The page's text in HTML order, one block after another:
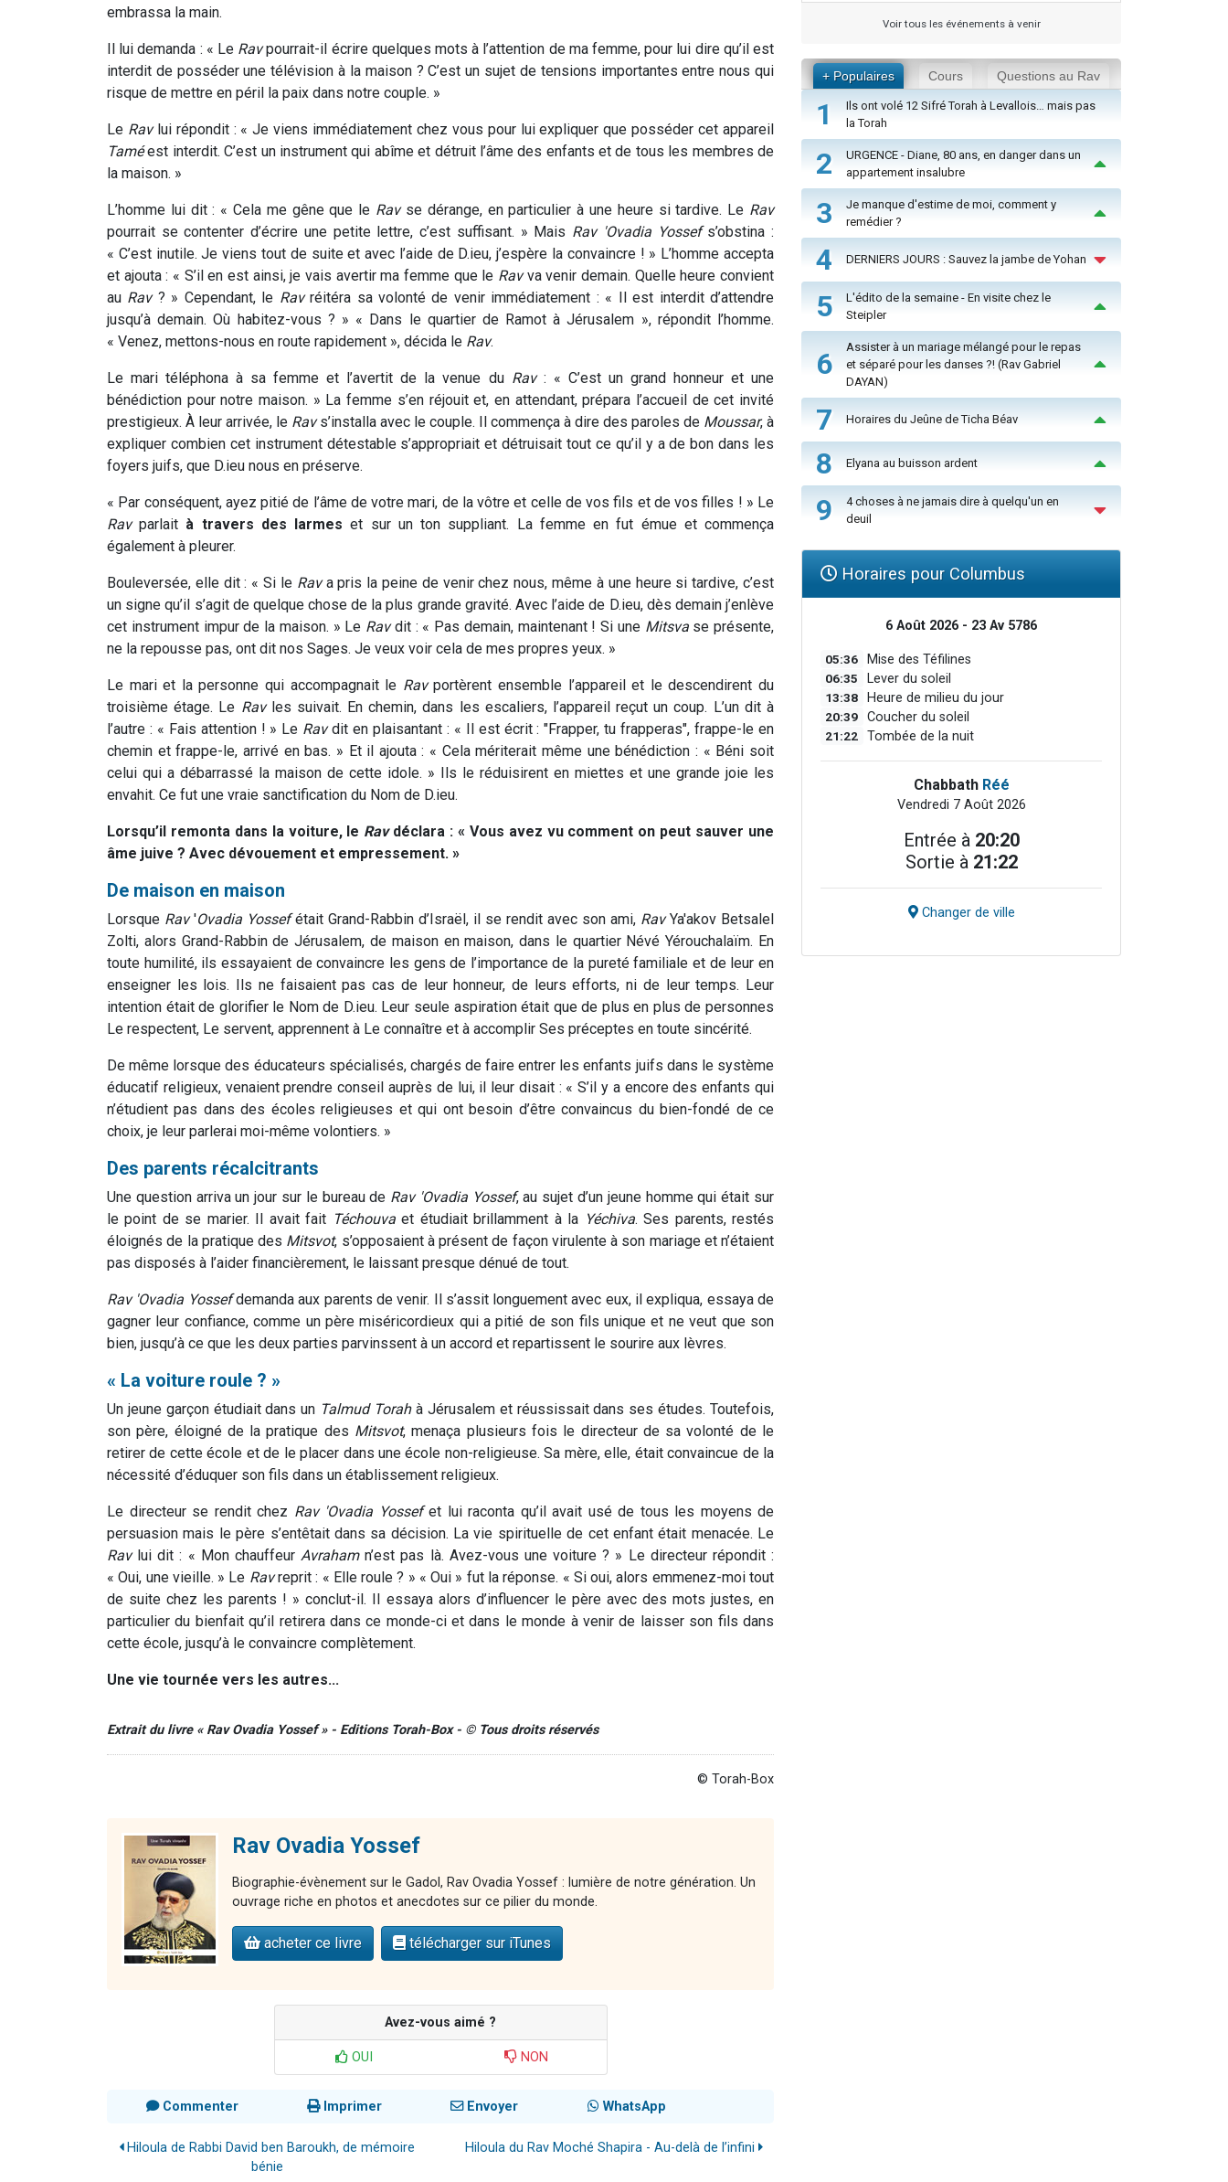
embrassa la main.
Il lui demanda : « Le Ravpourrait-il écrire quelques mots à l’attention de ma femme, pour lui dire qu’il est
interdit de posséder une télévision à la maison ? C’est un sujet de tensions importantes entre nous qui
risque de mettre en péril la paix dans notre couple. »
Le Ravlui répondit : « Je viens immédiatement chez vous pour lui expliquer que posséder cet appareil
Taméest interdit. C’est un instrument qui abîme et détruit l’âme des enfants et de tous les membres de
la maison. »
L’homme lui dit : « Cela me gêne que le Ravse dérange, en particulier à une heure si tardive. Le Rav
pourrait se contenter d’écrire une petite lettre, c’est suffisant. » Mais Rav 'Ovadia Yossefs’obstina :
« C’est inutile. Je viens tout de suite et avec l’aide de D.ieu, j’espère la convaincre ! » L’homme accepta
et ajouta : « S’il en est ainsi, je vais avertir ma femme que le Ravva venir demain. Quelle heure convient
au Rav? » Cependant, le Ravréitéra sa volonté de venir immédiatement : « Il est interdit d’attendre
jusqu’à demain. Où habitez-vous ? » « Dans le quartier de Ramot à Jérusalem », répondit l’homme.
« Venez, mettons-nous en route rapidement », décida le Rav.
Le mari téléphona à sa femme et l’avertit de la venue du Rav: « C’est un grand honneur et une
bénédiction pour notre maison. » La femme s’en réjouit et, en attendant, prépara l’accueil de cet invité
prestigieux. À leur arrivée, le Ravs’installa avec le couple. Il commença à dire des paroles de Moussar, à
expliquer combien cet instrument détestable s’appropriait et détruisait tout ce qu’il y a de bon dans les
foyers juifs, que D.ieu nous en préserve.
« Par conséquent, ayez pitié de l’âme de votre mari, de la vôtre et celle de vos fils et de vos filles ! » Le
Ravparlait à travers des larmes et sur un ton suppliant. La femme en fut émue et commença
également à pleurer.
Bouleversée, elle dit : « Si le Rava pris la peine de venir chez nous, même à une heure si tardive, c’est
un signe qu’il s’agit de quelque chose de la plus grande gravité. Avec l’aide de D.ieu, dès demain j’enlève
cet instrument impur de la maison. » Le Ravdit : « Pas demain, maintenant ! Si une Mitsvase présente,
ne la repousse pas, ont dit nos Sages. Je veux voir cela de mes propres yeux. »
Le mari et la personne qui accompagnait le Ravportèrent ensemble l’appareil et le descendirent du
troisième étage. Le Ravles suivait. En chemin, dans les escaliers, l’appareil reçut un coup. L’un dit à
l’autre : « Fais attention ! » Le Ravdit en plaisantant : « Il est écrit : "Frapper, tu frapperas", frappe-le en
chemin et frappe-le, arrivé en bas. » Et il ajouta : « Cela mériterait même une bénédiction : « Béni soit
celui qui a débarrassé la maison de cette idole. » Ils le réduisirent en miettes et une grande joie les
envahit. Ce fut une vraie sanctification du Nom de D.ieu.
Lorsqu’il remonta dans la voiture, le Ravdéclara : « Vous avez vu comment on peut sauver une
âme juive ? Avec dévouement et empressement. »
De maison en maison
Lorsque Rav'Ovadia Yossefétait Grand-Rabbin d’Israël, il se rendit avec son ami, RavYa'akov Betsalel
Zolti, alors Grand-Rabbin de Jérusalem, de maison en maison, dans le quartier Névé Yérouchalaïm. En
toute humilité, ils essayaient de convaincre les gens de l’importance de la pureté familiale et de leur en
enseigner les lois. Ils ne faisaient pas cas de leur honneur, de leurs efforts, ni de leur temps. Leur
intention était de glorifier le Nom de D.ieu. Leur seule aspiration était que de plus en plus de personnes
Le respectent, Le servent, apprennent à Le connaître et à accomplir Ses préceptes en toute sincérité.
De même lorsque des éducateurs spécialisés, chargés de faire entrer les enfants juifs dans le système
éducatif religieux, venaient prendre conseil auprès de lui, il leur disait : « S’il y a encore des enfants qui
n’étudient pas dans des écoles religieuses et qui ont besoin d’être convaincus du bien-fondé de ce
choix, je leur parlerai moi-même volontiers. »
Des parents récalcitrants
Une question arriva un jour sur le bureau de Rav 'Ovadia Yossef, au sujet d’un jeune homme qui était sur
le point de se marier. Il avait fait Téchouvaet étudiait brillamment à la Yéchiva. Ses parents, restés
éloignés de la pratique des Mitsvot, s’opposaient à présent de façon virulente à son mariage et n’étaient
pas disposés à l’aider financièrement, le laissant presque dénué de tout.
Rav 'Ovadia Yossefdemanda aux parents de venir. Il s’assit longuement avec eux, il expliqua, essaya de
gagner leur confiance, comme un père miséricordieux qui a pitié de son fils unique et ne veut que son
bien, jusqu’à ce que les deux parties parvinssent à un accord et repartissent le sourire aux lèvres.
« La voiture roule ? »
Un jeune garçon étudiait dans un Talmud Torahà Jérusalem et réussissait dans ses études. Toutefois,
son père, éloigné de la pratique des Mitsvot, menaça plusieurs fois le directeur de sa volonté de le
retirer de cette école et de le placer dans une école non-religieuse. Sa mère, elle, était convaincue de la
nécessité d’éduquer son fils dans un établissement religieux.
Le directeur se rendit chez Rav 'Ovadia Yossefet lui raconta qu’il avait usé de tous les moyens de
persuasion mais le père s’entêtait dans sa décision. La vie spirituelle de cet enfant était menacée. Le
Ravlui dit : « Mon chauffeurAvrahamn’est pas là. Avez-vous une voiture ? » Le directeur répondit :
« Oui, une vieille. » Le Ravreprit : « Elle roule ? » « Oui » fut la réponse. « Si oui, alors emmenez-moi tout
de suite chez les parents ! » conclut-il. Il essaya alors d’influencer le père avec des mots justes, en
particulier du bienfait qu’il retirera dans ce monde-ci et dans le monde à venir de laisser son fils dans
cette école, jusqu’à le convaincre complètement.
Une vie tournée vers les autres...
Extrait du livre « Rav Ovadia Yossef » - Editions Torah-Box - © Tous droits réservés
© Torah-Box
Rav Ovadia Yossef
Biographie-évènement sur le Gadol, Rav Ovadia Yossef : lumière de notre génération. Un
ouvrage riche en photos et anecdotes sur ce pilier du monde.
acheter ce livre télécharger sur iTunes
Avez-vous aimé ?
OUI NON
Commenter Imprimer Envoyer WhatsApp
Hiloula de Rabbi David ben Baroukh, de mémoire
bénie
Hiloula du Rav Moché Shapira - Au-delà de l’infini
Voir tous les événements à venir
+ Populaires Cours Questions au Rav
1
Ils ont volé 12 Sifré Torah à Levallois… mais pas
la Torah
2
URGENCE - Diane, 80 ans, en danger dans un
appartement insalubre
3
Je manque d'estime de moi, comment y
remédier ?
4 DERNIERS JOURS : Sauvez la jambe de Yohan
5
L'édito de la semaine - En visite chez le
Steipler
6
Assister à un mariage mélangé pour le repas
et séparé pour les danses ?! (Rav Gabriel
DAYAN)
7 Horaires du Jeûne de Ticha Béav
8 Elyana au buisson ardent
9
4 choses à ne jamais dire à quelqu'un en
deuil
Horaires pour Columbus
6 Août 2026 - 23 Av 5786
05:36 Mise des Téfilines
06:35 Lever du soleil
13:38 Heure de milieu du jour
20:39 Coucher du soleil
21:22 Tombée de la nuit
Chabbath Réé
Vendredi 7 Août 2026
Entrée à 20:20
Sortie à 21:22
Changer de ville